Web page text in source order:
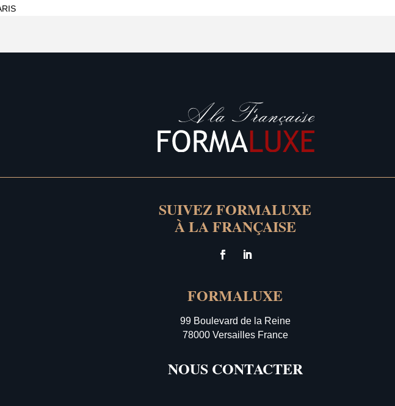
SUIVEZ FORMALUXE
À LA FRANÇAISE
FORMALUXE
99 Boulevard de la Reine
78000 Versailles France
NOUS CONTACTER